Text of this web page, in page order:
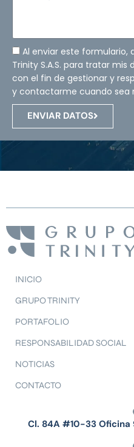
Al enviar este formulario,
Trinity S.A.S. para tratar mis
con el fin de gestionar y
y contactarme cuando sea
ENVIAR DATOS
INICIO
GRUPO TRINITY
PORTAFOLIO
RESPONSABILIDAD SOCIAL
NOTICIAS
CONTACTO
Cl. 84A #10-33 Oficina